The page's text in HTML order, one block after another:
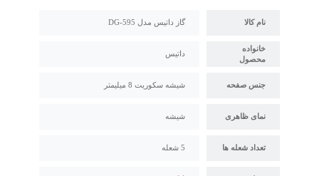
نام کالا گاز داتیس مدل DG-595
خانواده
محصول
داتیس
جنس صفحه شیشه سکوریت 8 میلیمتر
نمای ظاهری شیشه
تعداد شعله ها 5 شعله